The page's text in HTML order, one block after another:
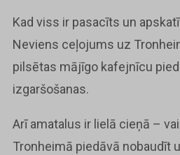
Kad viss ir pasacīts un
Neviens ceļojums uz
pilsētas mājīgo kafejnīcu
izgaršošanas.
Arī amatalus ir lielā cieņā –
Tronheimā piedāvā nobaudīt